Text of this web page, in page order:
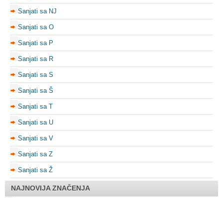
Sanjati sa NJ
Sanjati sa O
Sanjati sa P
Sanjati sa R
Sanjati sa S
Sanjati sa Š
Sanjati sa T
Sanjati sa U
Sanjati sa V
Sanjati sa Z
Sanjati sa Ž
NAJNOVIJA ZNAČENJA